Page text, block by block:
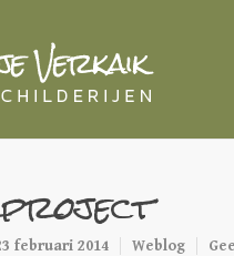
februari 2014 Weblog